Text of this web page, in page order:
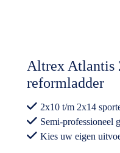
Altrex Atlantis
reformladder
2x10 t/m 2x14
Semi-professioneel
Kies uw eigen